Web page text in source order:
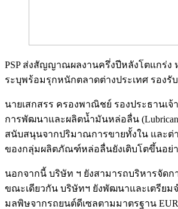
PSP ส่งสัญญาณผลงานครึ่งปีหลังโตแกร่
ระบุพร้อมรุกหนักตลาดต่างประเทศ รองรั
นายเสกสรร ครองพาณิชย์ รองประธานเ
การพัฒนาและผลิตน้ำมันหล่อลื่น
สนับสนุนจากปริมาณการขายทั้งใน และต่
ของกลุ่มผลิตภัณฑ์หล่อลื่นยังเติบโตขึ้นอย่
นอกจากนี้ บริษัท ฯ ยังสามารถบริหารจัดก
ขณะเดียวกัน บริษัทฯ ยังพัฒนาและเตรียม
มลพิษจากรถยนต์ดีเซลตามมาตรฐาน